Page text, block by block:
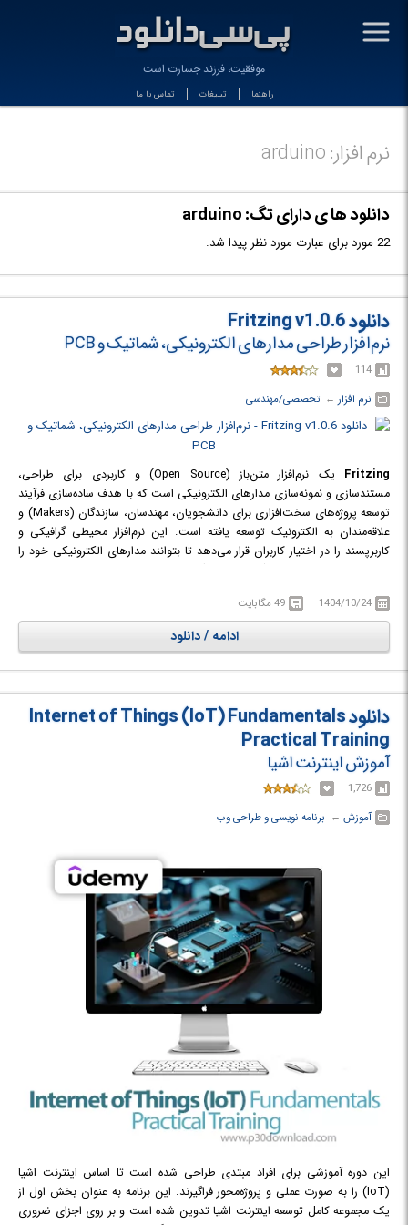
موفقیت، فرزند جسارت است
راهنما تبلیغات تماس با ما
نرم افزار: arduino
دانلود ها ی دارای تگ: arduino
22 مورد برای عبارت مورد نظر پیدا شد.
دانلود Fritzing v1.0.6
نرم‌افزار طراحی مدارهای الکترونیکی، شماتیک و PCB
114
نرم افزار ← ‏تخصصی/مهندسی
Fritzing
یک نرم‌افزار متن‌باز (Open Source) و کاربردی برای طراحی،
مستندسازی و نمونه‌سازی مدارهای الکترونیکی است که با هدف ساده‌سازی فرآیند
توسعه پروژه‌های سخت‌افزاری برای دانشجویان، مهندسان، سازندگان (Makers) و
علاقه‌مندان به الکترونیک توسعه یافته است. این نرم‌افزار محیطی گرافیکی و
کاربرپسند را در اختیار کاربران قرار می‌دهد تا بتوانند مدارهای الکترونیکی خود را
به‌صورت شماتیک، بردبورد (Breadboard)، PCB و نمای کدنویسی مدیریت کنند.
باعث می‌شود کاربران بتوانند به‌راحتی ارتباط بین نمونه اولیه، شماتیک مدار و
طراحی نهایی برد مدار چاپی را مشاهده و مدیریت کنند. این ویژگی به‌خصوص
برای آموزش الکترونیک و مستندسازی پروژه‌ها بسیار ارزشمند است.
1404/10/24 49 مگابایت
ادامه / دانلود
دانلود Internet of Things (IoT) Fundamentals
Practical Training
آموزش اینترنت اشیا
1,726
آموزش ← ‏ برنامه نویسی و طراحی وب
این دوره آموزشی برای افراد مبتدی طراحی شده است تا اساس اینترنت اشیا
(IoT) را به صورت عملی و پروژه‌محور فراگیرند. این برنامه به عنوان بخش اول از
یک مجموعه کامل توسعه اینترنت اشیا تدوین شده است و بر روی اجزای ضروری